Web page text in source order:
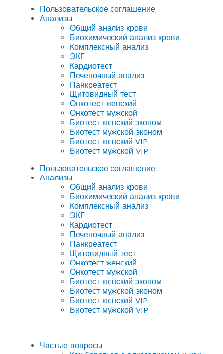
Пользовательское соглашение
Анализы
Общий анализ крови
Биохимический анализ крови
Комплексный анализ
ЭКГ
Кардиотест
Печеночный анализ
Панкреатест
Щитовидный тест
Онкотест женский
Онкотест мужской
Биотест женский эконом
Биотест мужской эконом
Биотест женский VIP
Биотест мужской VIP
Пользовательское соглашение
Анализы
Общий анализ крови
Биохимический анализ крови
Комплексный анализ
ЭКГ
Кардиотест
Печеночный анализ
Панкреатест
Щитовидный тест
Онкотест женский
Онкотест мужской
Биотест женский эконом
Биотест мужской эконом
Биотест женский VIP
Биотест мужской VIP
Частые вопросы